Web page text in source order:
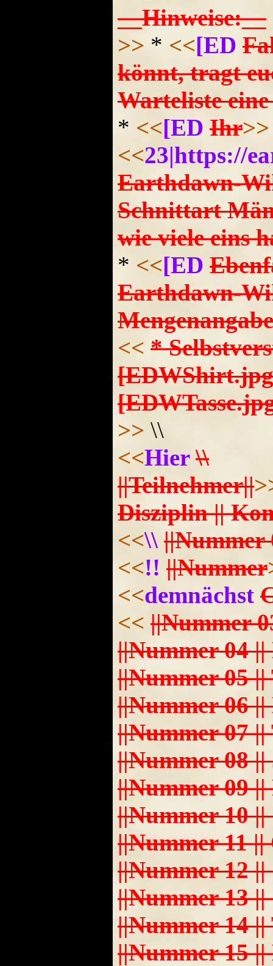
__Hinweise:__
>> * <<[ED
könnt, tragt
Warteliste
* <<[ED Ihr>>
<<23|https://
Earthdawn-
Schnittart
wie viele eins
* <<[ED
Earthdawn-
<< *
>> \\
<<Hier \\
||Teilnehmer||
Disziplin ||
<<\\ ||Nummer
<<!! ||Nummer
<<demnächst
<< ||Nummer
||Nummer 04
||Nummer 05
||Nummer 06
||Nummer 07
||Nummer 08
||Nummer 09
||Nummer 10
||Nummer 11
||Nummer 12
||Nummer 13
||Nummer 14
||Nummer 15